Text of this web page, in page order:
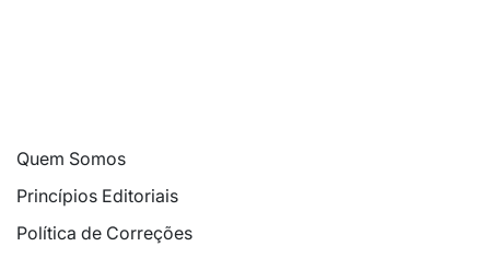
Quem Somos
Princípios Editoriais
Política de Correções